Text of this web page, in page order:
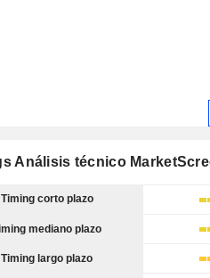
Análisis técnico
Timing corto plazo
mediano plazo
Timing largo plazo